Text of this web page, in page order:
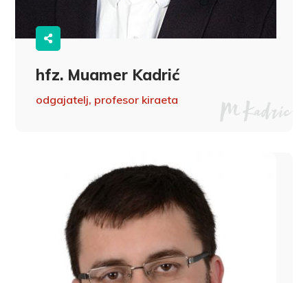
hfz. Muamer Kadrić
odgajatelj, profesor kiraeta